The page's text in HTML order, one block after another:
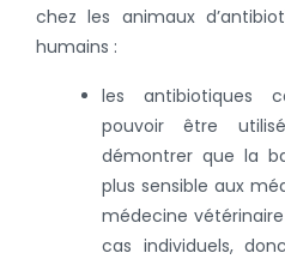
chez les animaux
humains :
les antibiotiques
pouvoir être
démontrer que la
plus sensible aux
médecine
cas individuels,